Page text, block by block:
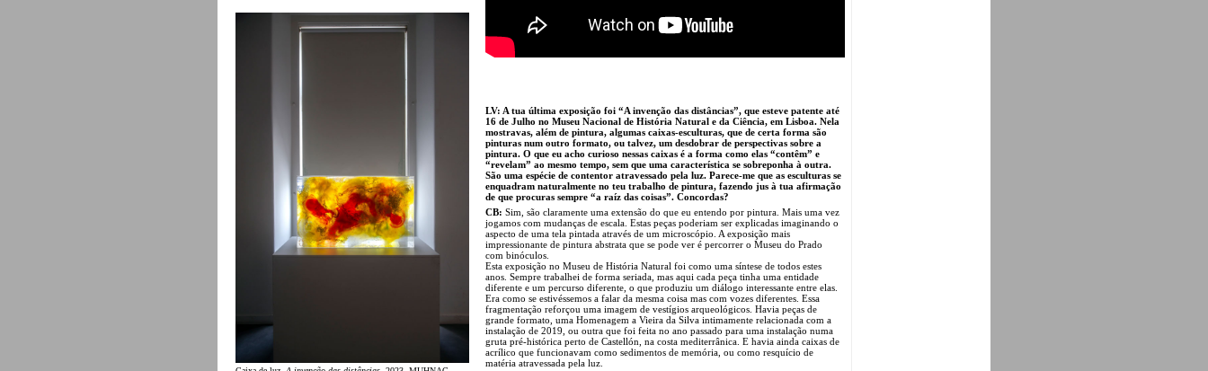
LV: A tua última exposição foi “A invenção das distâncias”, que esteve patente até
16 de Julho no Museu Nacional de História Natural e da Ciência, em Lisboa. Nela
mostravas, além de pintura, algumas caixas-esculturas, que de certa forma são
pinturas num outro formato, ou talvez, um desdobrar de perspectivas sobre a
pintura. O que eu acho curioso nessas caixas é a forma como elas “contêm” e
“revelam” ao mesmo tempo, sem que uma característica se sobreponha à outra.
São uma espécie de contentor atravessado pela luz. Parece-me que as esculturas se
enquadram naturalmente no teu trabalho de pintura, fazendo jus à tua afirmação
de que procuras sempre “a raíz das coisas”. Concordas?
CB: Sim, são claramente uma extensão do que eu entendo por pintura. Mais uma vez
jogamos com mudanças de escala. Estas peças poderiam ser explicadas imaginando o
aspecto de uma tela pintada através de um microscópio. A exposição mais
impressionante de pintura abstrata que se pode ver é percorrer o Museu do Prado
com binóculos.
Esta exposição no Museu de História Natural foi como uma síntese de todos estes
anos. Sempre trabalhei de forma seriada, mas aqui cada peça tinha uma entidade
diferente e um percurso diferente, o que produziu um diálogo interessante entre elas.
Era como se estivéssemos a falar da mesma coisa mas com vozes diferentes. Essa
fragmentação reforçou uma imagem de vestígios arqueológicos. Havia peças de
grande formato, uma Homenagem a Vieira da Silva intimamente relacionada com a
instalação de 2019, ou outra que foi feita no ano passado para uma instalação numa
gruta pré-histórica perto de Castellón, na costa mediterrânica. E havia ainda caixas de
acrílico que funcionavam como sedimentos de memória, ou como resquício de
matéria atravessada pela luz.